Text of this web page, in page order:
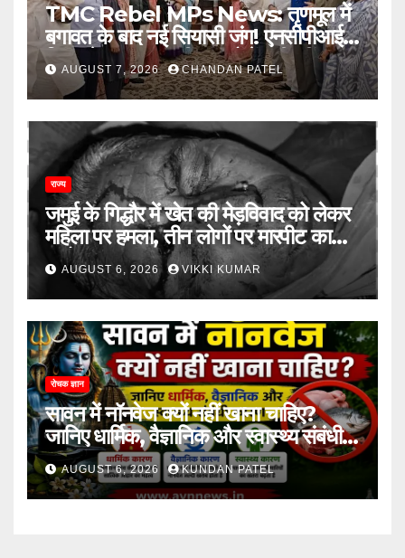
TMC Rebel MPs News: तृणमूल में
बगावत के बाद नई सियासी जंग! एनसीपीआई में
विलय के बावजूद बागी सांसदों में बढ़ी खींचतान,
भाजपा को लेकर भी दो राय
AUGUST 7, 2026 CHANDAN PATEL
राज्य
जमुई के गिद्धौर में खेत की मेड़विवाद को लेकर
महिला पर हमला, तीन लोगों पर मारपीट का
आरोप
AUGUST 6, 2026 VIKKI KUMAR
रोचक ज्ञान
सावन में नॉनवेज क्यों नहीं खाना चाहिए?
जानिए धार्मिक, वैज्ञानिक और स्वास्थ्य संबंधी
कारण..
AUGUST 6, 2026 KUNDAN PATEL